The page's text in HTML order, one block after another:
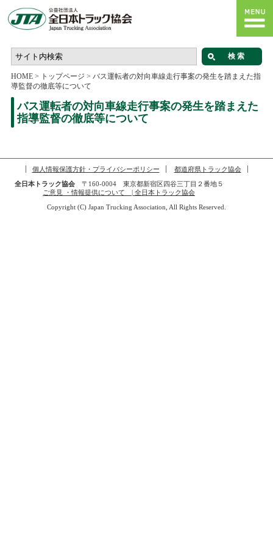
HOME> トップページ > バス運転者の対向車線走行事案の発生を踏まえた指
導監督の徹底等について
バス運転者の対向車線走行事案の発生を踏まえた
指導監督の徹底等について
個人情報保護方針・プライバシーポリシー
都道府県トラック協会
全日本トラック協会〒160-0004 東京都新宿区四谷三丁目２番地５
ご意見 ・情報提供について | 全日本トラック協会
Copyright (C) Japan Trucking Association, All Rights Reserved.